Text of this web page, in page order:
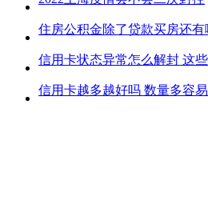
住房公积金除了贷款买房还
信用卡状态异常怎么解封 这
信用卡越多越好吗 数量多容